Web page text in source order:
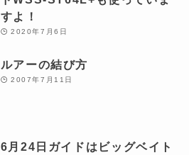
すよ！
2020年7月6日
ルアーの結び方
2007年7月11日
6月24日ガイドはビッグベイト